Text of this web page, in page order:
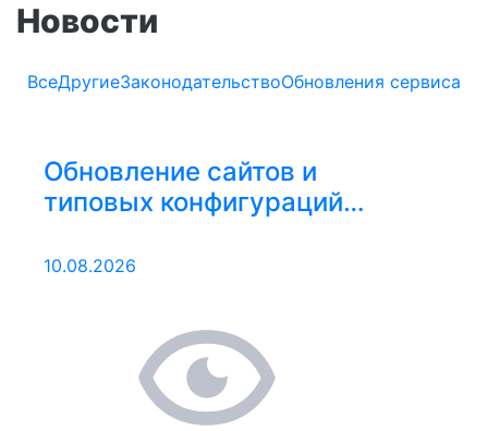
Новости
ВсеДругиеЗаконодательствоОбновления сервиса
Обновление сайтов и
типовых конфигураций
10.08.2026